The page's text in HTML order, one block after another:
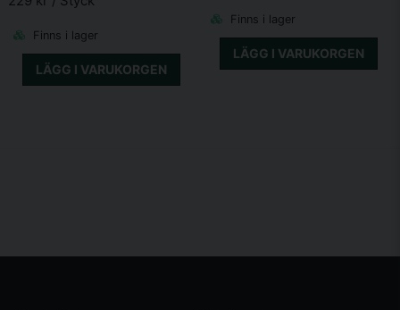
Finns i lager
LÄGG I VARUKORGEN
Finns i lager
LÄGG I VARUKORGEN